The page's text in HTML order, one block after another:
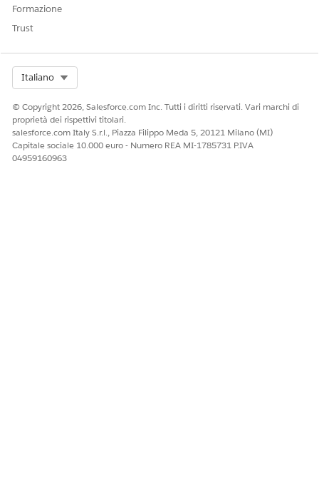
Formazione
Trust
Italiano
© Copyright 2026, Salesforce.com Inc. Tutti i diritti riservati. Vari marchi di
proprietà dei rispettivi titolari.
salesforce.com Italy S.r.l., Piazza Filippo Meda 5, 20121 Milano (MI)
Capitale sociale 10.000 euro - Numero REA MI-1785731 P.IVA
04959160963